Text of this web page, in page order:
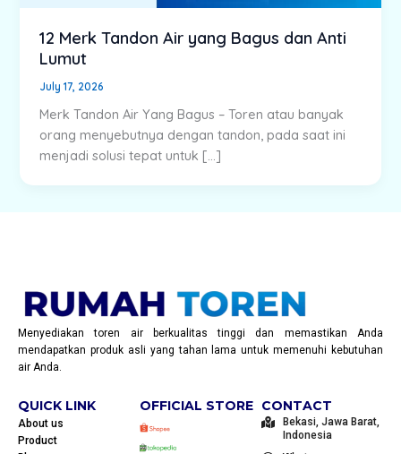
12 Merk Tandon Air yang Bagus dan Anti
Lumut
July 17, 2026
Merk Tandon Air Yang Bagus – Toren atau banyak
orang menyebutnya dengan tandon, pada saat ini
menjadi solusi tepat untuk […]
Menyediakan toren air berkualitas tinggi dan memastikan Anda
mendapatkan produk asli yang tahan lama untuk memenuhi kebutuhan
air Anda.
QUICK LINK
About us
Product
OFFICIAL STORE CONTACT
Bekasi, Jawa Barat,
Indonesia